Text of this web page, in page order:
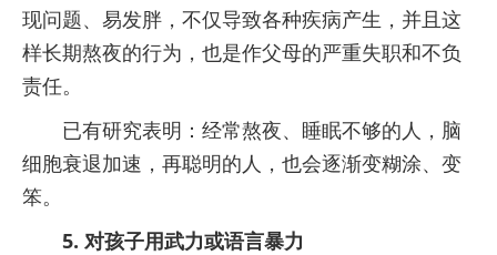
现问题、易发胖，不仅导致各种疾病产生，并且这
样长期熬夜的行为，也是作父母的严重失职和不负
责任。
已有研究表明：经常熬夜、睡眠不够的人，脑
细胞衰退加速，再聪明的人，也会逐渐变糊涂、变
笨。
5. 对孩子用武力或语言暴力